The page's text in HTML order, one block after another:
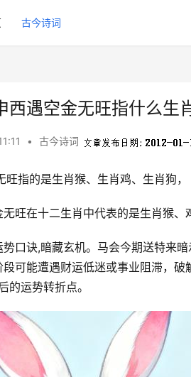
古今诗词
西遇空金无旺指什么生
• 古今诗词
指的是生肖猴、生肖鸡、生肖狗，
旺在十二生肖中代表的是生肖猴、
口诀,暗藏玄机。马会今期送特来
可能遭遇财运低迷或事业阻滞，
运势转折点。